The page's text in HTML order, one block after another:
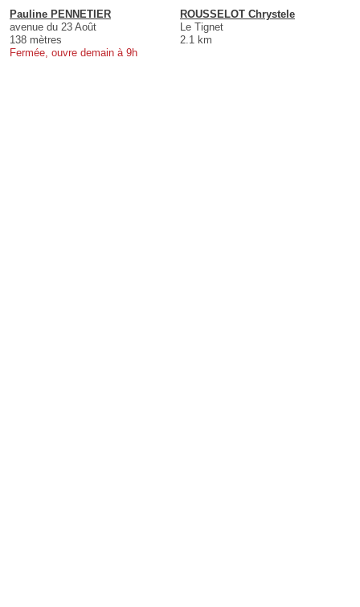
Pauline PENNETIER
avenue du 23 Août
138 mètres
Fermée, ouvre demain à 9h
ROUSSELOT Chrystele
Le Tignet
2.1 km